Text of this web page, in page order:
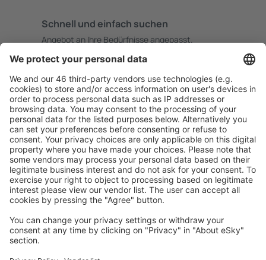
Schnell und einfach suchen
Angebot an Ihre Bedürfnisse angepasst.
Sicher planen
Buchen ohne Sorgen mit einer kostenlosen
Stornierungsoption.
Mehr sparen
Attraktive Preise und Spezialangebote für eingeloggte
Benutzer.
Unterkünfte, die Sie mögen
Wählen Sie aus über 1,3 Millionen Unterkünften: Hotels,